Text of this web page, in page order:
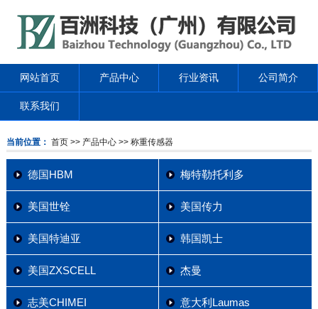
网站首页 产品中心 行业资讯 公司简介
联系我们
当前位置： 首页 >> 产品中心>> 称重传感器
德国HBM 梅特勒托利多
美国世铨 美国传力
美国特迪亚 韩国凯士
美国ZXSCELL 杰曼
志美CHIMEI 意大利Laumas